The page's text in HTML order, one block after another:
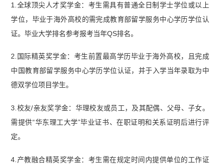
1.全球顶尖人才奖学金：考生需具有普通全日制学士学位或以上
学位，毕业于海外高校的需完成教育部留学服务中心学历学位认
证。毕业大学排名参考报考当年QS排名。
2.国际精英奖学金：考生前置最高学历毕业于海外高校，且完成
中国教育部留学服务中心学历学位认证，并于入学当年录取为中
德双学位项目学生。
3.校友/亲友奖学金：华理校友或员工，及其配偶、父母、子女。
需提供“华东理工大学”毕业证书、在职证明和关系证明后进行评
定。
4.产教融合精英奖学金：考生需在规定时间内提供单位的工作证